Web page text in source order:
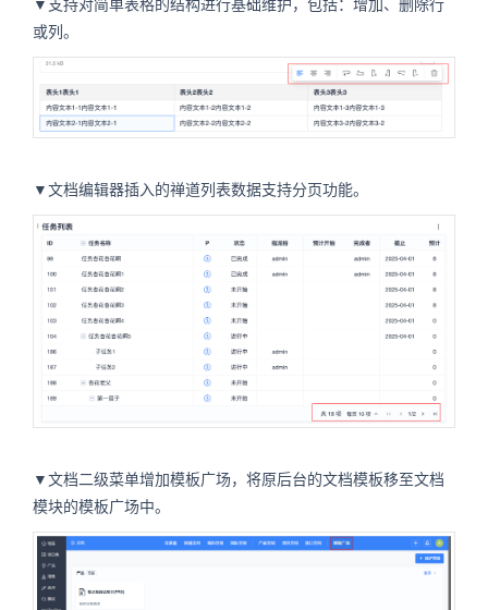
▼支持对简单表格的结构进行基础维护，包括：增加、删除行
或列。
▼文档编辑器插入的禅道列表数据支持分页功能。
▼文档二级菜单增加模板广场，将原后台的文档模板移至文档
模块的模板广场中。